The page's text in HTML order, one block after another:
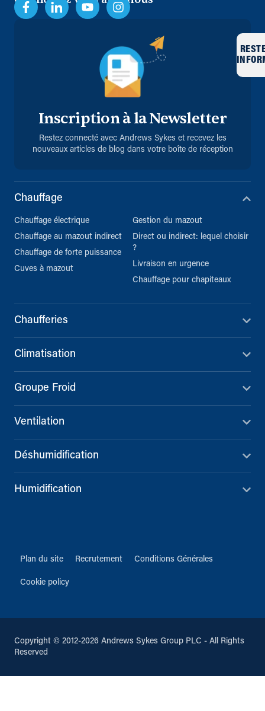
Inscription à la Newsletter
Restez connecté avec Andrews Sykes et recevez les
nouveaux articles de blog dans votre boîte de réception
Chauffage
Chauffage électrique
Chauffage au mazout indirect
Chauffage de forte puissance
Cuves à mazout
Gestion du mazout
Direct ou indirect: lequel choisir
?
Livraison en urgence
Chauffage pour chapiteaux
Chaufferies
Climatisation
Groupe Froid
Ventilation
Déshumidification
Humidification
Plan du site Recrutement Conditions Générales
Cookie policy
Copyright © 2012-2026 Andrews Sykes Group PLC - All Rights
Reserved